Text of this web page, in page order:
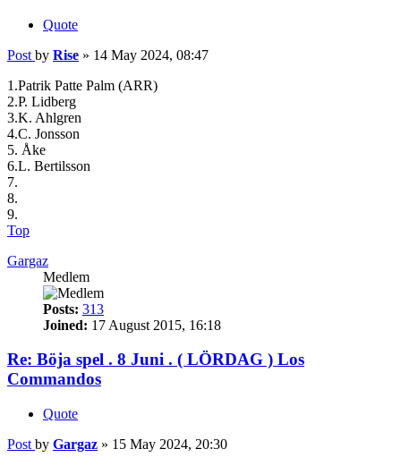
Quote
Post by Rise » 14 May 2024, 08:47
1.Patrik Patte Palm (ARR)
2.P. Lidberg
3.K. Ahlgren
4.C. Jonsson
5. Åke
6.L. Bertilsson
7.
8.
9.
Top
Gargaz
Medlem
Posts: 313
Joined: 17 August 2015, 16:18
Re: Böja spel . 8 Juni . ( LÖRDAG ) Los
Commandos
Quote
Post by Gargaz » 15 May 2024, 20:30